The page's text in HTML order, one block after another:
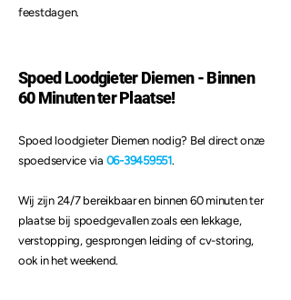
feestdagen.
Spoed Loodgieter Diemen - Binnen
60 Minuten ter Plaatse!
Spoed loodgieter Diemen nodig? Bel direct onze
spoedservice via 06-39459551.
Wij zijn 24/7 bereikbaar en binnen 60 minuten ter
plaatse bij spoedgevallen zoals een lekkage,
verstopping, gesprongen leiding of cv-storing,
ook in het weekend.